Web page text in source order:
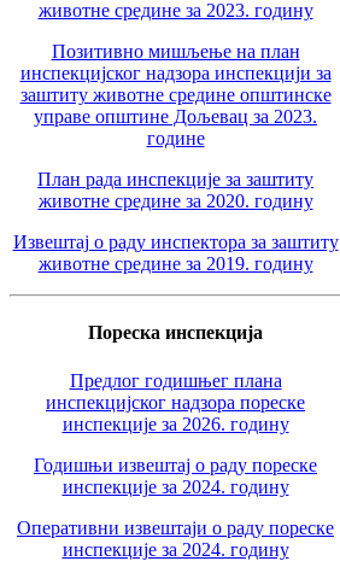
животне средине за 2023. годину
Позитивно мишљење на план
инспекцијског надзора инспекцији за
заштиту животне средине општинске
управе општине Дољевац за 2023.
године
План рада инспекције за заштиту
животне средине за 2020. годину
Извештај о раду инспектора за заштиту
животне средине за 2019. годину
Пореска инспекција
Предлог годишњег плана
инспекцијског надзора пореске
инспекције за 2026. годину
Годишњи извештај о раду пореске
инспекције за 2024. годину
Оперативни извештаји о раду пореске
инспекције за 2024. годину